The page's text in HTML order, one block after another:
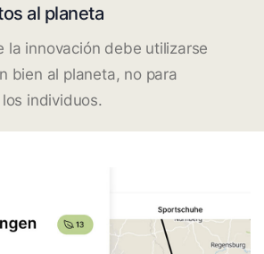
al planeta
la innovación debe utilizarse
bien al planeta, no para
individuos.